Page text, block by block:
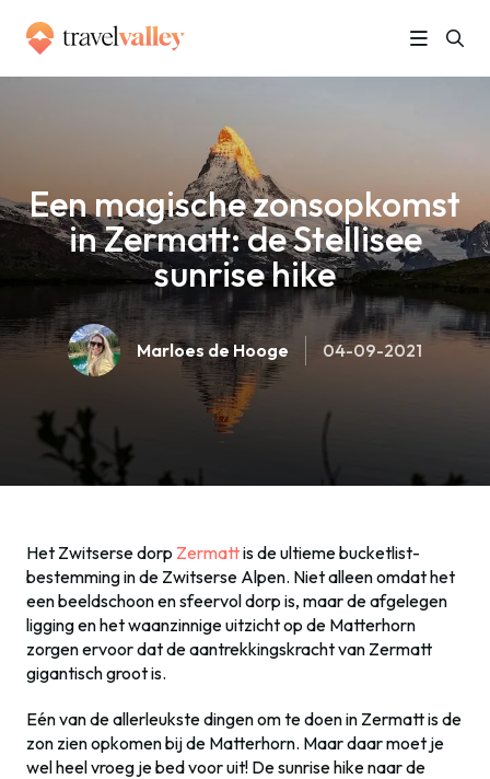
Een magische zonsopkomst
in Zermatt: de Stellisee
sunrise hike
Marloes de Hooge 04-09-2021
Het Zwitserse dorp Zermattis de ultieme bucketlist-
bestemming in de Zwitserse Alpen. Niet alleen omdat het
een beeldschoon en sfeervol dorp is, maar de afgelegen
ligging en het waanzinnige uitzicht op de Matterhorn
zorgen ervoor dat de aantrekkingskracht van Zermatt
gigantisch groot is.
Eén van de allerleukste dingen om te doen in Zermatt is de
zon zien opkomen bij de Matterhorn. Maar daar moet je
wel heel vroeg je bed voor uit! De sunrise hike naar de